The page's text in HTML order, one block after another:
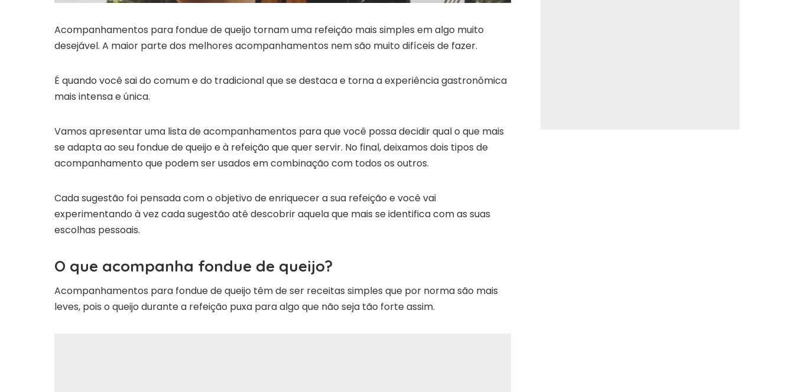
Acompanhamentos para fondue de queijo tornam uma refeição mais simples em algo muito
desejável. A maior parte dos melhores acompanhamentos nem são muito difíceis de fazer.
É quando você sai do comum e do tradicional que se destaca e torna a experiência gastronômica
mais intensa e única.
Vamos apresentar uma lista de acompanhamentos para que você possa decidir qual o que mais
se adapta ao seu fondue de queijo e à refeição que quer servir. No final, deixamos dois tipos de
acompanhamento que podem ser usados em combinação com todos os outros.
Cada sugestão foi pensada com o objetivo de enriquecer a sua refeição e você vai
experimentando à vez cada sugestão até descobrir aquela que mais se identifica com as suas
escolhas pessoais.
O que acompanha fondue de queijo?
Acompanhamentos para fondue de queijo têm de ser receitas simples que por norma são mais
leves, pois o queijo durante a refeição puxa para algo que não seja tão forte assim.